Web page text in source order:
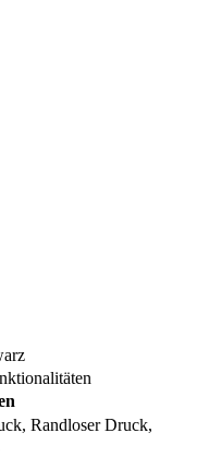
Randloser Druck,